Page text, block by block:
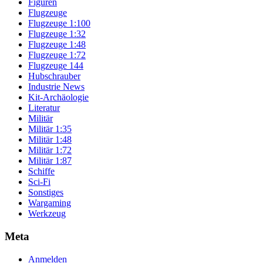
Figuren
Flugzeuge
Flugzeuge 1:100
Flugzeuge 1:32
Flugzeuge 1:48
Flugzeuge 1:72
Flugzeuge 144
Hubschrauber
Industrie News
Kit-Archäologie
Literatur
Militär
Militär 1:35
Militär 1:48
Militär 1:72
Militär 1:87
Schiffe
Sci-Fi
Sonstiges
Wargaming
Werkzeug
Meta
Anmelden